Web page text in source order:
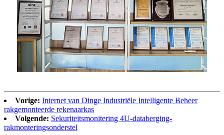
Vorige: Internet van Dinge Industriële Intelligente Beheer
rakgemonteerde rekenaarkas
Volgende: Sekuriteitsmonitering 4U-databerging-
rakmonteringsonderstel